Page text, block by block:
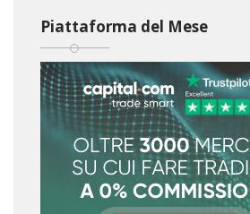
Piattaforma del Mese